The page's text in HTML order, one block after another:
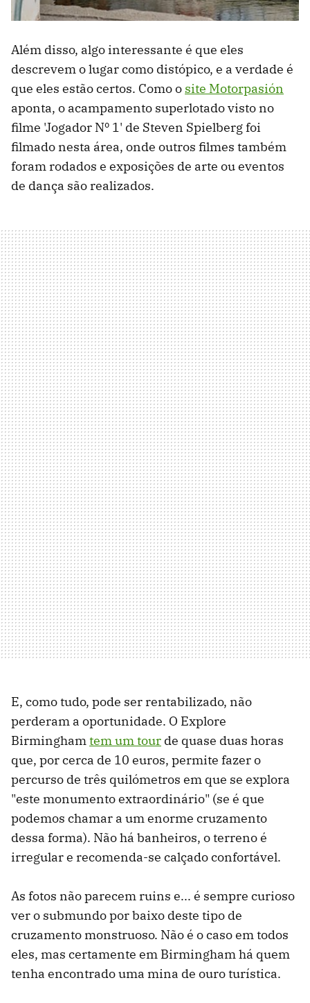
Além disso, algo interessante é que eles
descrevem o lugar como distópico, e a verdade é
que eles estão certos. Como o site Motorpasión
aponta, o acampamento superlotado visto no
filme 'Jogador Nº 1' de Steven Spielberg foi
filmado nesta área, onde outros filmes também
foram rodados e exposições de arte ou eventos
de dança são realizados.
E, como tudo, pode ser rentabilizado, não
perderam a oportunidade. O Explore
Birminghamtem um tour de quase duas horas
que, por cerca de 10 euros, permite fazer o
percurso de três quilómetros em que se explora
"este monumento extraordinário" (se é que
podemos chamar a um enorme cruzamento
dessa forma). Não há banheiros, o terreno é
irregular e recomenda-se calçado confortável.
As fotos não parecem ruins e... é sempre curioso
ver o submundo por baixo deste tipo de
cruzamento monstruoso. Não é o caso em todos
eles, mas certamente em Birmingham há quem
tenha encontrado uma mina de ouro turística.